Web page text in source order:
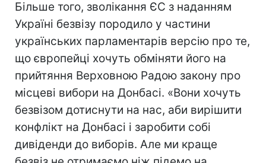
Більше того, зволікання ЄС з наданням
Україні безвізу породило у частини
українських парламентарів версію про те,
що європейці хочуть обміняти його на
прийтяння Верховною Радою закону про
місцеві вибори на Донбасі. «Вони хочуть
безвізом дотиснути на нас, аби вирішити
конфлікт на Донбасі і заробити собі
дивіденди до виборів. Але ми краще